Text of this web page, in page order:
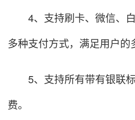
4、支持刷卡、微信、白
多种支付方式，满足用户的
5、支持所有带有银联标
费。